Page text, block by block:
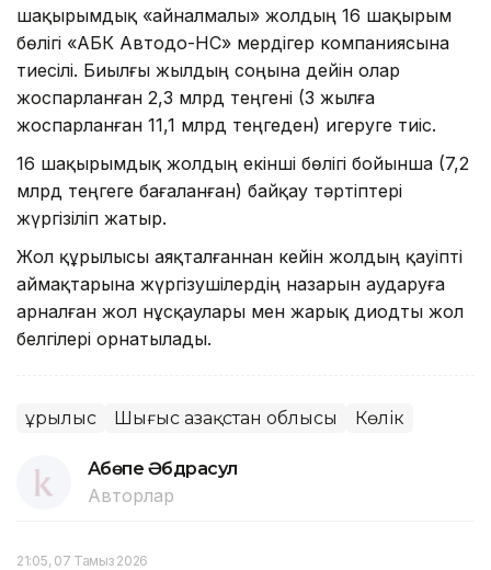
шақырымдық «айналмалы» жолдың 16 шақырым
бөлігі «АБК Автодо-НС» мердігер компаниясына
тиесілі. Биылғы жылдың соңына дейін олар
жоспарланған 2,3 млрд теңгені (3 жылға
жоспарланған 11,1 млрд теңгеден) игеруге тиіс.
16 шақырымдық жолдың екінші бөлігі бойынша (7,2
млрд теңгеге бағаланған) байқау тәртіптері
жүргізіліп жатыр.
Жол құрылысы аяқталғаннан кейін жолдың қауіпті
аймақтарына жүргізушілердің назарын аударуға
арналған жол нұсқаулары мен жарық диодты жол
белгілері орнатылады.
Құрылыс Шығыс Қазақстан облысы Көлік
Ақбөпе Әбдрасул
Авторлар
21:05, 07 Тамыз 2026